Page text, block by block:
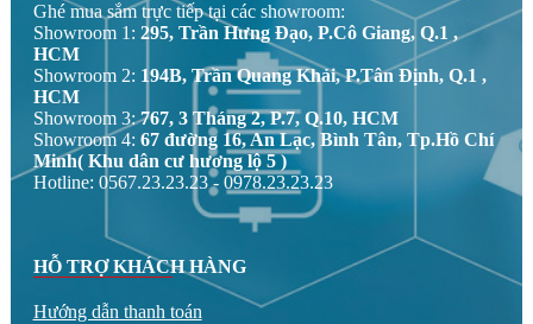
Ghé mua sắm trực tiếp tại các showroom:
Showroom 1: 295, Trần Hưng Đạo, P.Cô Giang, Q.1 ,
HCM
Showroom 2: 194B, Trần Quang Khải, P.Tân Định, Q.1 ,
HCM
Showroom 3:767, 3 Tháng 2, P.7, Q.10, HCM
Showroom 4: 67 đường 16, An Lạc, Bình Tân, Tp.Hồ Chí
Minh( Khu dân cư hương lộ 5 )
Hotline: 0567.23.23.23 - 0978.23.23.23
HỖ TRỢ KHÁCH HÀNG
Hướng dẫn thanh toán